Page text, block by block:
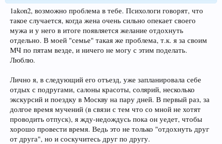
1akon2, возможно проблема в тебе. Психологи говорят, что
такое случается, когда жена очень сильно опекает своего
мужа и у него в итоге появляется желание отдохнуть
отдельно. В моей "семье" такая же проблема, т.к. я за своим
МЧ по пятам везде, и ничего не могу с этим поделать.
Люблю.
Лично я, в следующий его отъезд, уже запланировала себе
отдых с подругами, салоны красоты, солярий, несколько
экскурсий и поездку в Москву на пару дней. В первый раз, за
долгое время мучений (в связи с тем что со мной не хотят
проводить отпуск), я жду-недождусь пока он уедет, чтобы
хорошо провести время. Ведь это не только "отдохнуть друг
от друга", но и соскучитесь друг по другу.